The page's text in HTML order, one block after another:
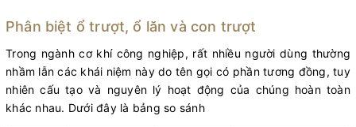
Phân biệt ổ trượt, ổ lăn và con trượt
Trong ngành cơ khí công nghiệp, rất nhiều người dùng thường
nhầm lẫn các khái niệm này do tên gọi có phần tương đồng, tuy
nhiên cấu tạo và nguyên lý hoạt động của chúng hoàn toàn
khác nhau. Dưới đây là bảng so sánh